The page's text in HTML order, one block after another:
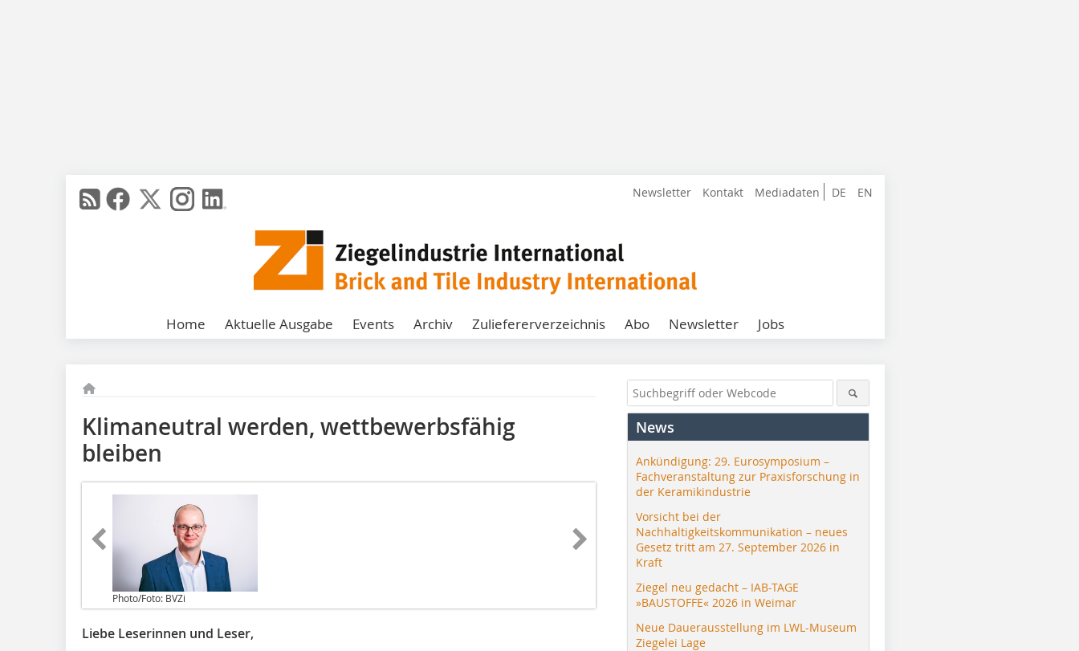
DE EN
Newsletter Kontakt Mediadaten
Home Aktuelle Ausgabe Events Archiv Zuliefererverzeichnis Abo Newsletter Jobs
Klimaneutral werden, wettbewerbsfähig
bleiben
Photo/Foto: BVZi
Liebe Leserinnen und Leser,
News
Ankündigung: 29. Eurosymposium –
Fachveranstaltung zur Praxisforschung in
der Keramikindustrie
Vorsicht bei der
Nachhaltigkeitskommunikation – neues
Gesetz tritt am 27. September 2026 in
Kraft
Ziegel neu gedacht – IAB-TAGE
»BAUSTOFFE« 2026 in Weimar
Neue Dauerausstellung im LWL-Museum
Ziegelei Lage